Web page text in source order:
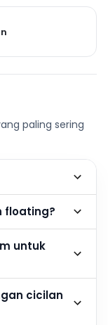
paling sering
floating?
untuk
cicilan